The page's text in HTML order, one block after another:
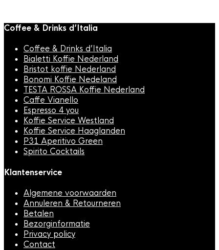
Coffee & Drinks d’Italia
Coffee & Drinks d’Italia
Bialetti Koffie Nederland
Bristot koffie Nederland
Bonomi Koffie Nedeland
TESTA ROSSA Koffie Nederland
Caffe Vianello
Espresso 4 you
Koffie Service Westland
Koffie Service Haaglanden
P31 Aperitivo Green
Spirito Cocktails
Klantenservice
Algemene voorwaarden
Annuleren & Retourneren
Betalen
Bezorginformatie
Privacy policy
Contact